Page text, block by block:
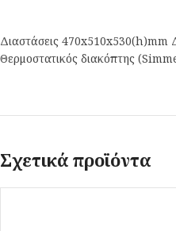
Διαστάσεις 470x510x530(h)mm
Θερμοστατικός διακόπτης
Σχετικά προϊόντα